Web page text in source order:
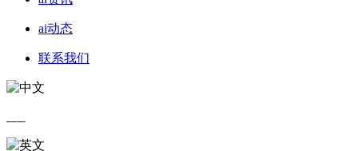
ai动态
联系我们